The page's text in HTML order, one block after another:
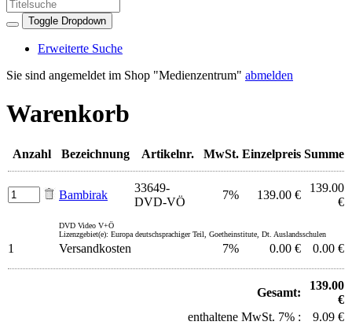
Toggle Dropdown
Erweiterte Suche
Sie sind angemeldet im Shop "Medienzentrum" abmelden
Warenkorb
Anzahl Bezeichnung Artikelnr. MwSt. Einzelpreis Summe
Bambirak
33649-
DVD-VÖ
7% 139.00 €
139.00
€
DVD Video V+Ö
Lizenzgebiet(e): Europa deutschsprachiger Teil, Goetheinstitute, Dt. Auslandsschulen
1 Versandkosten 7% 0.00 € 0.00 €
Gesamt:
139.00
€
enthaltene MwSt. 7% :
9.09 €